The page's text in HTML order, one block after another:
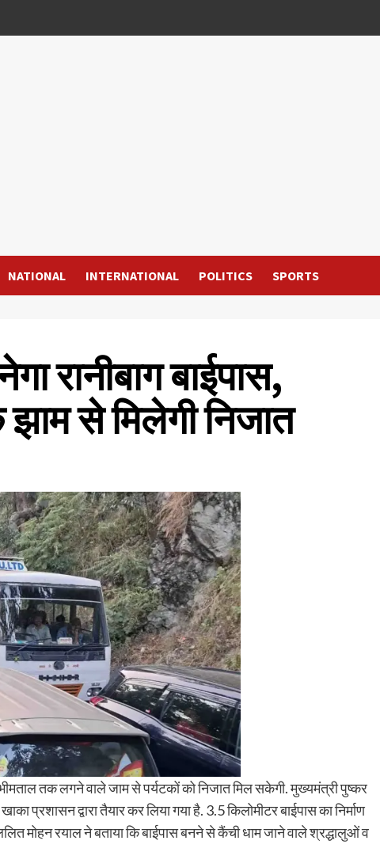
NATIONAL INTERNATIONAL POLITICS SPORTS
रानीबाग बाईपास,
से मिलेगी निजात
तक लगने वाले जाम से पर्यटकों को निजात मिल सकेगी. मुख्यमंत्री पुष्कर
प्रशासन द्वारा तैयार कर लिया गया है. 3.5 किलोमीटर बाईपास का निर्माण
मोहन रयाल ने बताया कि बाईपास बनने से कैंची धाम जाने वाले श्रद्धालुओं व